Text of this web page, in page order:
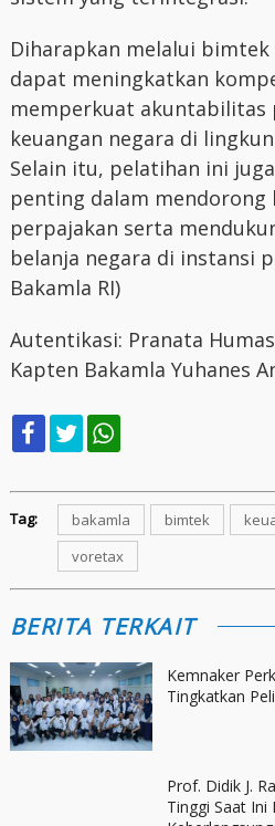
Diharapkan melalui
dapat meningkatkan
memperkuat akuntabilitas
keuangan negara di
Selain itu, pelatihan ini
penting dalam mendorong
perpajakan serta
belanja negara di instansi
Bakamla RI)
Autentikasi: Pranata
Kapten Bakamla Yuhanes
Tag: bakamla bimtek
voretax
BERITA TERKAIT
Kemnaker
Tingkatkan
Prof. Didik J.
Tinggi Saat